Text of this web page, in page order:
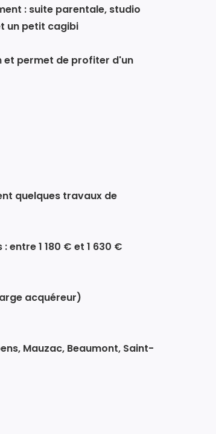
: suite parentale, studio
un petit cagibi
et permet de profiter d'un
quelques travaux de
entre 1 180 € et 1 630 €
acquéreur)
Mauzac, Beaumont, Saint-